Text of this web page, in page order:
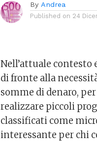
By Andrea
Published on 24
Nell’attuale contesto
di fronte alla
somme di denaro,
realizzare piccoli
classificati come
interessante per chi